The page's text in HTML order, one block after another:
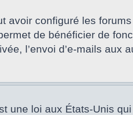
configuré les
de bénéficier de
l’envoi d’e-mails aux
une loi aux États-Unis